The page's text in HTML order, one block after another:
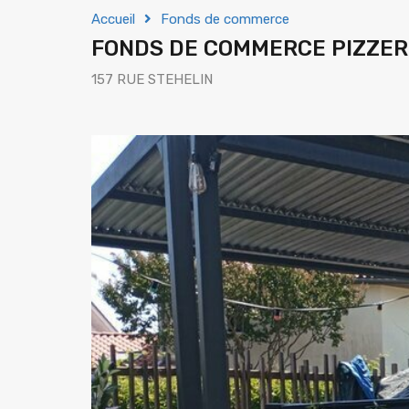
Accueil Fonds de commerce
FONDS DE COMMERCE
157 RUE STEHELIN